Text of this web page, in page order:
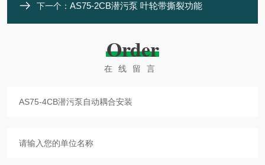
下一个： AS75-2CB潜污泵 叶轮带撕裂功能
Order
在线留言